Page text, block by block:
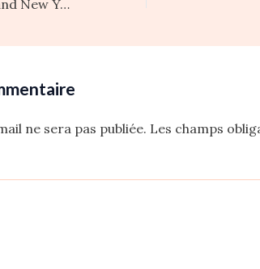
Jewels for Christmas and New Year’s eve in Paris
ne sera pas publiée. Les champs